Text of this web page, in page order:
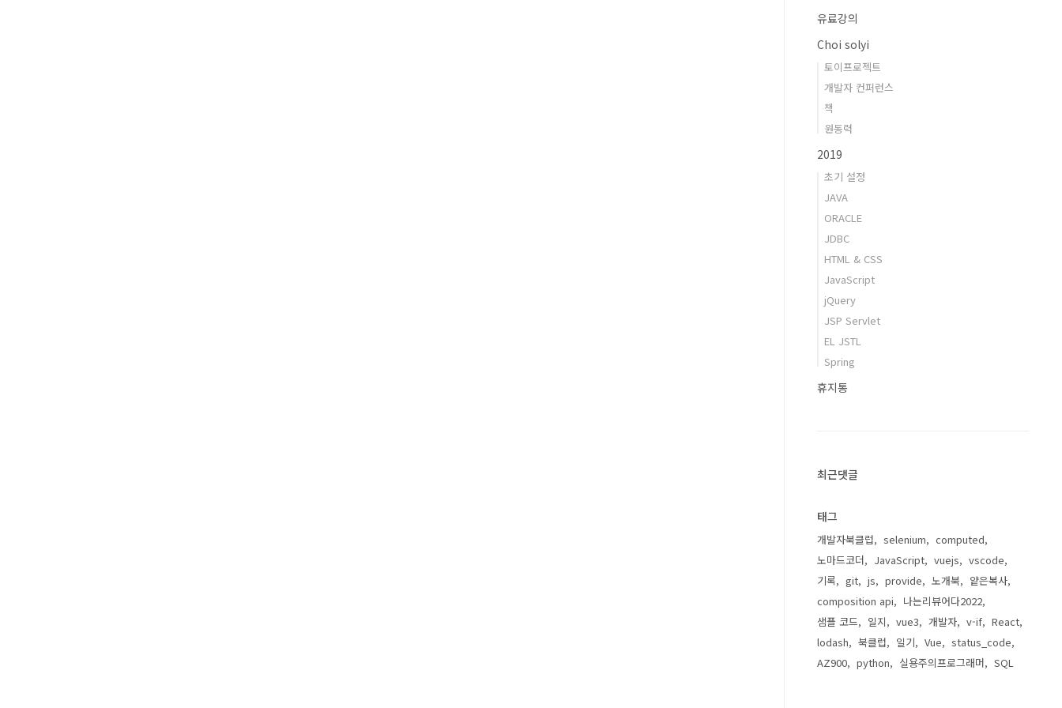
유료강의
Choi solyi
토이프로젝트
개발자 컨퍼런스
책
원동력
2019
초기 설정
JAVA
ORACLE
JDBC
HTML & CSS
JavaScript
jQuery
JSP Servlet
EL JSTL
Spring
휴지통
최근댓글
태그
개발자북클럽 selenium
computed
노마드코더
JavaScript vuejs
vscode
기록
git js provide 노개북
얕은복사
composition api
나는리뷰어다2022
샘플 코드
일지 vue3 개발자 v-if
React
lodash
북클럽 일기 Vue
status_code
AZ900
python 실용주의프로그래머 SQL